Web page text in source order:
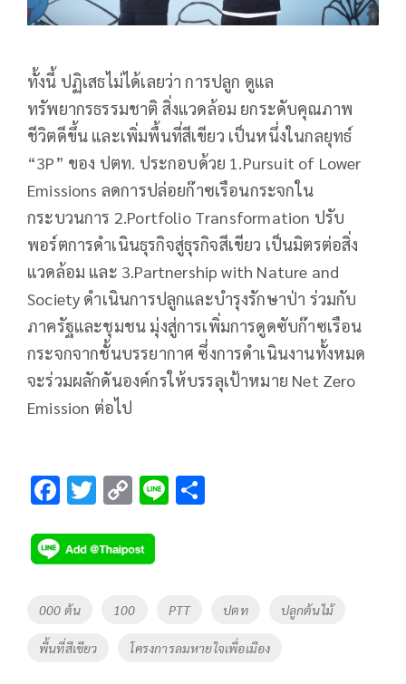
ทั้งนี้ ปฏิเสธไม่ได้เลยว่า การปลูก ดูแล
ทรัพยากรธรรมชาติ สิ่งแวดล้อม ยกระดับคุณภาพ
ชีวิตดีขึ้น และเพิ่มพื้นที่สีเขียว เป็นหนึ่งในกลยุทธ์
“3P” ของ ปตท. ประกอบด้วย 1.Pursuit of Lower
Emissions ลดการปล่อยก๊าซเรือนกระจกใน
กระบวนการ 2.Portfolio Transformation ปรับ
พอร์ตการดำเนินธุรกิจสู่ธุรกิจสีเขียว เป็นมิตรต่อสิ่ง
แวดล้อม และ 3.Partnership with Nature and
Society ดำเนินการปลูกและบำรุงรักษาป่า ร่วมกับ
ภาครัฐและชุมชน มุ่งสู่การเพิ่มการดูดซับก๊าซเรือน
กระจกจากชั้นบรรยากาศ ซึ่งการดำเนินงานทั้งหมด
จะร่วมผลักดันองค์กรให้บรรลุเป้าหมาย Net Zero
Emission ต่อไป
F
e
b
o
o
k
T
tt
er
C
p
y
Li
n
k
Li
Tags
000 ต้น 100 PTT ปตท ปลูกต้นไม้
พื้นที่สีเขียว โครงการลมหายใจเพื่อเมือง